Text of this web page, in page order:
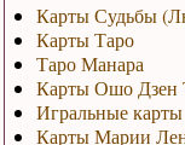
Карты Судьбы
Карты Таро
Таро Манара
Карты Ошо Дзен
Игральные карты
Карты Марии